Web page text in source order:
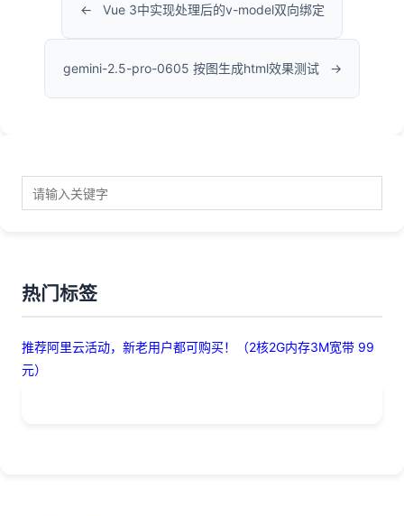
Vue 3中实现处理后的v-model双向绑定
gemini-2.5-pro-0605 按图生成html效果测试
热门标签
推荐阿里云活动，新老用户都可购买！（2核2G内存3M宽带 99
元）